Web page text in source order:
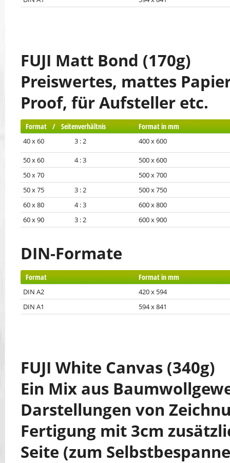
FUJI Matt Bond (170g)
Preiswertes, mattes
Proof, für Aufsteller etc.
Format / Seitenverhältnis Format in mm
40 x 60 3 : 2 400 x 600
50 x 60 4 : 3
500 x 600
50 x 70
500 x 700
50 x 75 3 : 2
500 x 750
60 x 80 4 : 3
600 x 800
60 x 90 3 : 2
600 x 900
DIN-Formate
Format Format in mm
DIN A2
420 x 594
DIN A1
594 x 841
FUJI White Canvas (340g)
Ein Mix aus
Darstellungen von
Fertigung mit 3cm
Seite (zum